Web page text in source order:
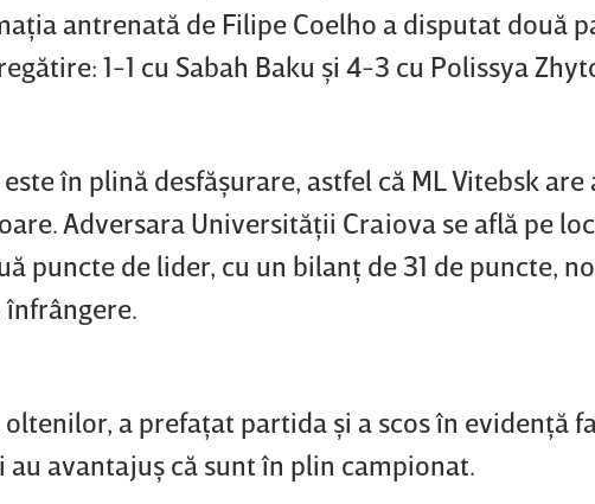
antrenată de Filipe Coelho a disputat două
1-1 cu Sabah Baku şi 4-3 cu Polissya
în plină desfăşurare, astfel că ML Vitebsk
Adversara Universităţii Craiova se află pe
puncte de lider, cu un bilanţ de 31 de puncte,
a prefaţat partida şi a scos în evidenţă
avantajuş că sunt în plin campionat.